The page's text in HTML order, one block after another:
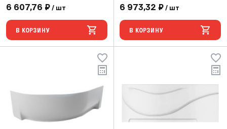
6 607,76 ₽ / шт
В КОРЗИНУ
6 973,32 ₽ / шт
В КОРЗИНУ